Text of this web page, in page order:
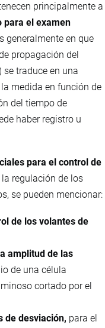
principalmente a
para el examen
generalmente en que
propagación del
traduce en una
medida en función de
del tiempo de
haber registro u
para el control de
regulación de los
se pueden mencionar:
de los volantes de
amplitud de las
de una célula
cortado por el
de desviación, para el